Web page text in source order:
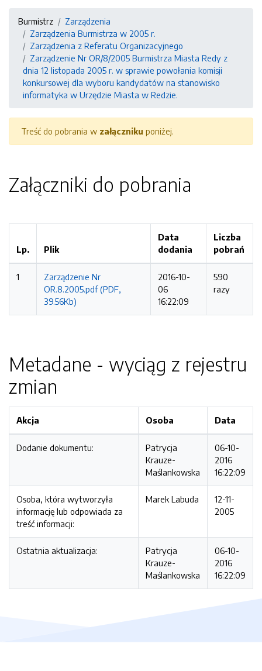
Burmistrz
Zarządzenia
Zarządzenia Burmistrza w 2005 r.
Zarządzenia z Referatu Organizacyjnego
Zarządzenie Nr OR/8/2005 Burmistrza Miasta Redy z
dnia 12 listopada 2005 r. w sprawie powołania komisji
konkursowej dla wyboru kandydatów na stanowisko
informatyka w Urzędzie Miasta w Redzie.
Treść do pobrania w załączniku poniżej.
Załączniki do pobrania
Lp. Plik
Data
dodania
Liczba
pobrań
1
Zarządzenie Nr
OR.8.2005.pdf (PDF,
39.56Kb)
2016-10-
06
16:22:09
590
razy
Metadane - wyciąg z rejestru
zmian
Akcja Osoba Data
Dodanie dokumentu:
Patrycja
Krauze-
Maślankowska
06-10-
2016
16:22:09
Osoba, która wytworzyła
informację lub odpowiada za
treść informacji:
Marek Labuda
12-11-
2005
Ostatnia aktualizacja:
Patrycja
Krauze-
Maślankowska
06-10-
2016
16:22:09